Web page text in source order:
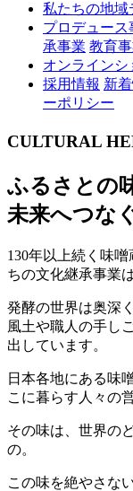
私たちの地域
プロデュース
承事業 教育
オンラインシ
採用情報 新
ーポリシー
CULTURAL
ふるさとの
未来へつな
130年以上続く味
ちの文化継承事業
発酵の世界は奥深
風土や職人の手し
出しています。
日本各地にある味
こに暮らす人々の
その味は、世界の
の。
この味を絶やさな